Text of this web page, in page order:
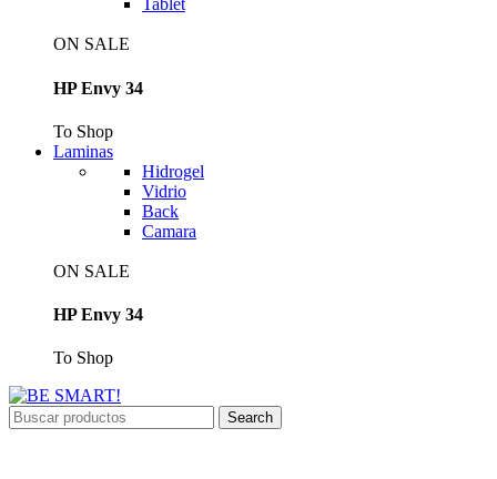
Tablet
ON SALE
HP Envy 34
To Shop
Laminas
Hidrogel
Vidrio
Back
Camara
ON SALE
HP Envy 34
To Shop
Search